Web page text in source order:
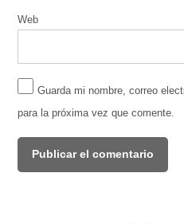
Web
Guarda mi nombre, correo
para la próxima vez que comente.